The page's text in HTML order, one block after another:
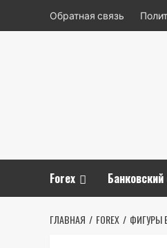
Обратная связь
Forex
ГЛАВНАЯ FOREX ФИГУРЫ